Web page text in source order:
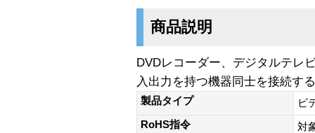
商品説明
DVDレコーダー、デジタルテレ
入出力を持つ機器同士を接続す
製品タイプ
ビ
RoHS指令
対